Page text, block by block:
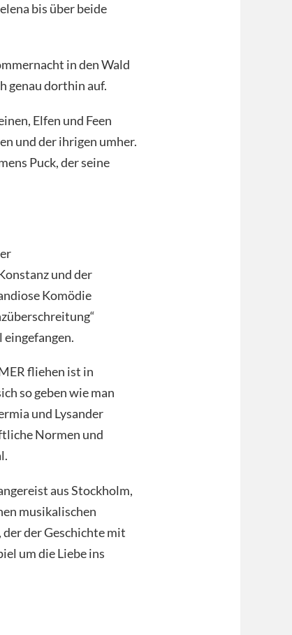
bis über beide
in den Wald
genau dorthin auf.
Elfen und Feen
und der ihrigen umher.
Puck, der seine
und der
Komödie
fliehen ist in
so geben wie man
und Lysander
Normen und
aus Stockholm,
musikalischen
der Geschichte mit
um die Liebe ins